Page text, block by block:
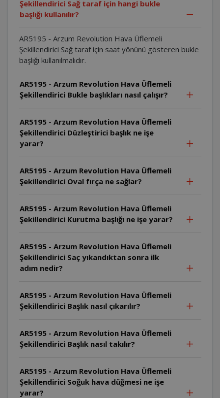
Şekillendirici Sağ taraf için hangi bukle
başlığı kullanılır?
AR5195 - Arzum Revolution Hava Üflemeli
Şekillendirici Sağ taraf için saat yönünü gösteren bukle
başlığı kullanılmalıdır.
AR5195 - Arzum Revolution Hava Üflemeli
Şekillendirici Bukle başlıkları nasıl çalışır?
AR5195 - Arzum Revolution Hava Üflemeli
Şekillendirici Düzleştirici başlık ne işe
yarar?
AR5195 - Arzum Revolution Hava Üflemeli
Şekillendirici Oval fırça ne sağlar?
AR5195 - Arzum Revolution Hava Üflemeli
Şekillendirici Kurutma başlığı ne işe yarar?
AR5195 - Arzum Revolution Hava Üflemeli
Şekillendirici Saç yıkandıktan sonra ilk
adım nedir?
AR5195 - Arzum Revolution Hava Üflemeli
Şekillendirici Başlık nasıl çıkarılır?
AR5195 - Arzum Revolution Hava Üflemeli
Şekillendirici Başlık nasıl takılır?
AR5195 - Arzum Revolution Hava Üflemeli
Şekillendirici Soğuk hava düğmesi ne işe
yarar?